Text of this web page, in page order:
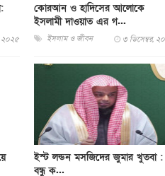
২০২৫
কোরআন ও হাদিসের আলোকে
ইসলামী দাওয়াত এর গ...
ইসলাম ও জীবন ৩ ডিসেম্বর,
ইস্ট লন্ডন মসজিদের জুমার খুতবা :
বন্ধু ক...